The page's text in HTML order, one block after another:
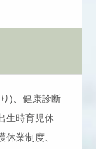
)、健康診断
生時育児休
業制度、